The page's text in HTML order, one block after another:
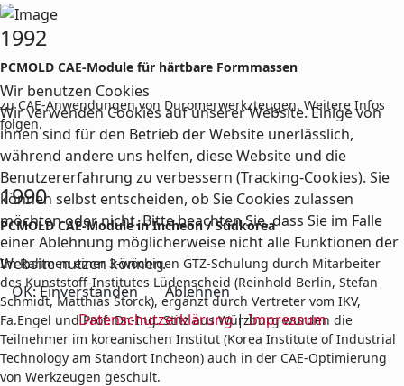
1992
PCMOLD CAE-Module für härtbare Formmassen
zu CAE-Anwendungen von Duromerwerkzteugen. Weitere Infos
folgen.
1990
PCMOLD CAE-Module in Incheon / Südkorea
Im Rahmen einer 3-wöchigen GTZ-Schulung durch Mitarbeiter
des Kunststoff-Institutes Lüdenscheid (Reinhold Berlin, Stefan
Schmidt, Matthias Storck), ergänzt durch Vertreter vom IKV,
Fa.Engel und Prof. Dr.-Ing. Stitz aus Würzburg wurden die
Teilnehmer im koreanischen Institut (Korea Institute of Industrial
Technology am Standort Incheon) auch in der CAE-Optimierung
von Werkzeugen geschult.
Wir benutzen Cookies
Wir verwenden Cookies auf unserer Website. Einige von
ihnen sind für den Betrieb der Website unerlässlich,
während andere uns helfen, diese Website und die
Benutzererfahrung zu verbessern (Tracking-Cookies). Sie
können selbst entscheiden, ob Sie Cookies zulassen
möchten oder nicht. Bitte beachten Sie, dass Sie im Falle
einer Ablehnung möglicherweise nicht alle Funktionen der
Website nutzen können.
OK: Einverstanden
Ablehnen
Datenschutzerklärung|Impressum